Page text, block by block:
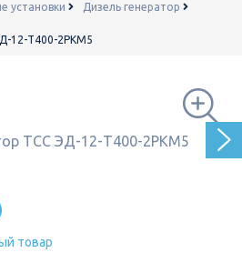
установки
Дизель генератор
12-Т400-2РКМ5
товар